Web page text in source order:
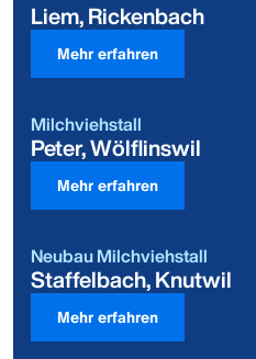
Liem, Rickenbach
Mehr erfahren
Milchviehstall
Peter, Wölflinswil
Mehr erfahren
Neubau Milchviehstall
Staffelbach, Knutwil
Mehr erfahren